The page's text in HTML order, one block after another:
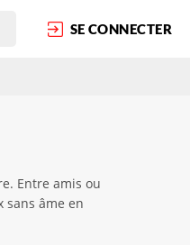
SE CONNECTER
Entre amis ou
sans âme en